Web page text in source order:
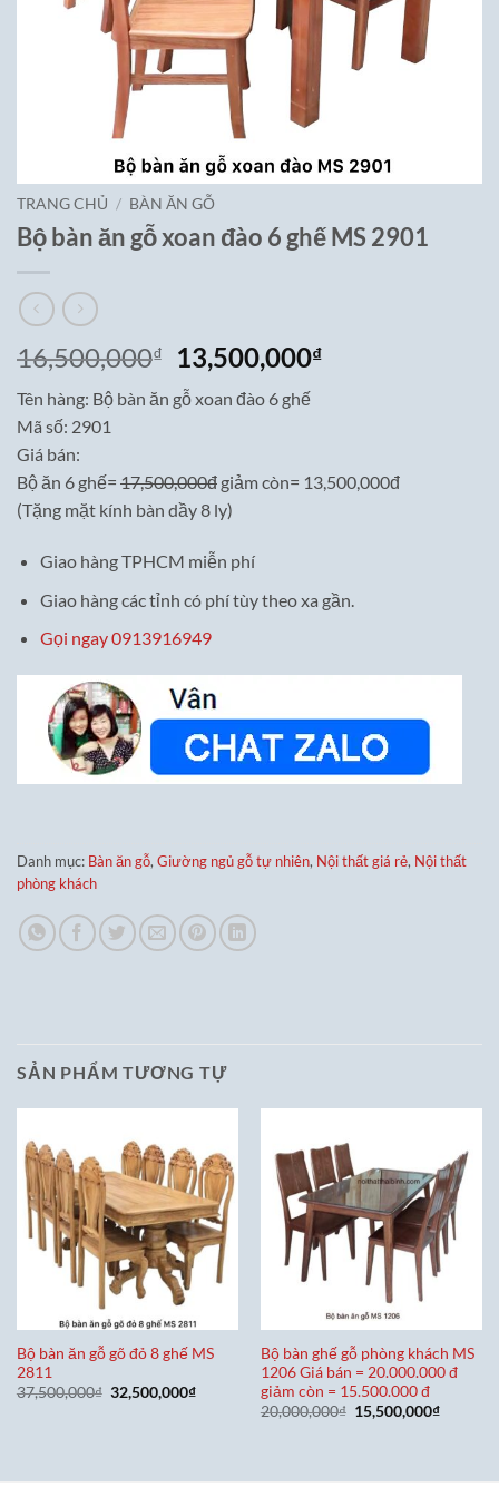
TRANG CHỦ / BÀN ĂN GỖ
Bộ bàn ăn gỗ xoan đào 6 ghế MS 2901
16,500,000₫
Giá
gốc
là:
13,500,000₫Giá
Tên hàng: Bộ bàn ăn gỗ xoan đào 6 ghế
Mã số: 2901
Giá bán:
Bộ ăn 6 ghế= 17,500,000đ giảm còn= 13,500,000đ
(Tặng mặt kính bàn dầy 8 ly)
Giao hàng TPHCM miễn phí
Giao hàng các tỉnh có phí tùy theo xa gần.
Gọi ngay 0913916949
Danh mục: Bàn ăn gỗ, Giường ngủ gỗ tự nhiên, Nội thất giá rẻ, Nội thất
phòng khách
SẢN PHẨM TƯƠNG TỰ
Bộ bàn ăn gỗ gõ đỏ 8 ghế MS
2811
37,500,000₫ Giá
gốc
32,500,000₫Giá
Bộ bàn ghế gỗ phòng khách MS
1206 Giá bán = 20.000.000 đ
giảm còn = 15.500.000 đ
20,000,000₫ Giá
gốc
15,500,000₫Giá